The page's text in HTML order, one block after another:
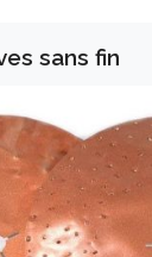
sans fin